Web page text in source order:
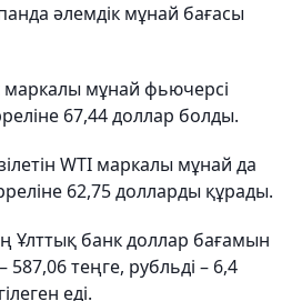
әлемдік мұнай бағасы
маркалы мұнай фьючерсі
67,44 доллар болды.
WTI маркалы мұнай да
62,75 долларды құрады.
Ұлттық банк доллар бағамын
теңге, рубльді – 6,4
еді.